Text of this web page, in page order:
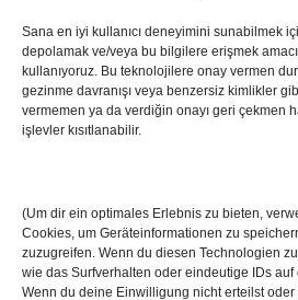
Sana en iyi kullanıcı deneyimini sunabilmek
depolamak ve/veya bu bilgilere erişmek
kullanıyoruz. Bu teknolojilere onay vermen
gezinme davranışı veya benzersiz kimlikler
vermemen ya da verdiğin onayı geri çekmen
işlevler kısıtlanabilir.
(Um dir ein optimales Erlebnis zu bieten,
Cookies, um Geräteinformationen zu
zuzugreifen. Wenn du diesen Technologien
wie das Surfverhalten oder eindeutige IDs
Wenn du deine Einwilligung nicht erteilst
İstanbul’da Avrupa Ligi
Villa Boğaz’da Tarih
08 May 2026
17 Nis 2026